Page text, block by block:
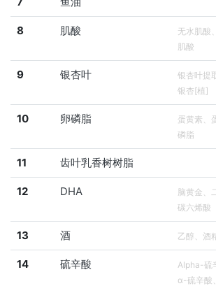
8 肌酸
无水肌酸
肌酸
9 银杏叶
银杏叶提
银杏[植]
10 卵磷脂
蛋黄素、
磷脂
11 齿叶乳香树树脂
12 DHA
脑黄金、
碳六烯酸
13 酒 乙醇、酒
14 硫辛酸
Alpha-硫
α-硫辛酸